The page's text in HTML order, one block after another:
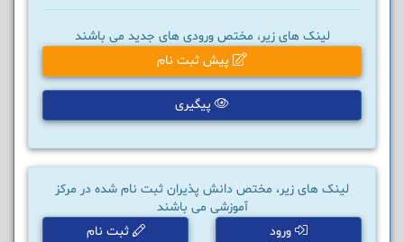
لینک های زیر، مختص ورودی های جدید می باشند
پیش ثبت نام
پیگیری
لینک های زیر، مختص دانش پذیران ثبت نام شده در مرکز
آموزشی می باشند
ورود
ثبت نام